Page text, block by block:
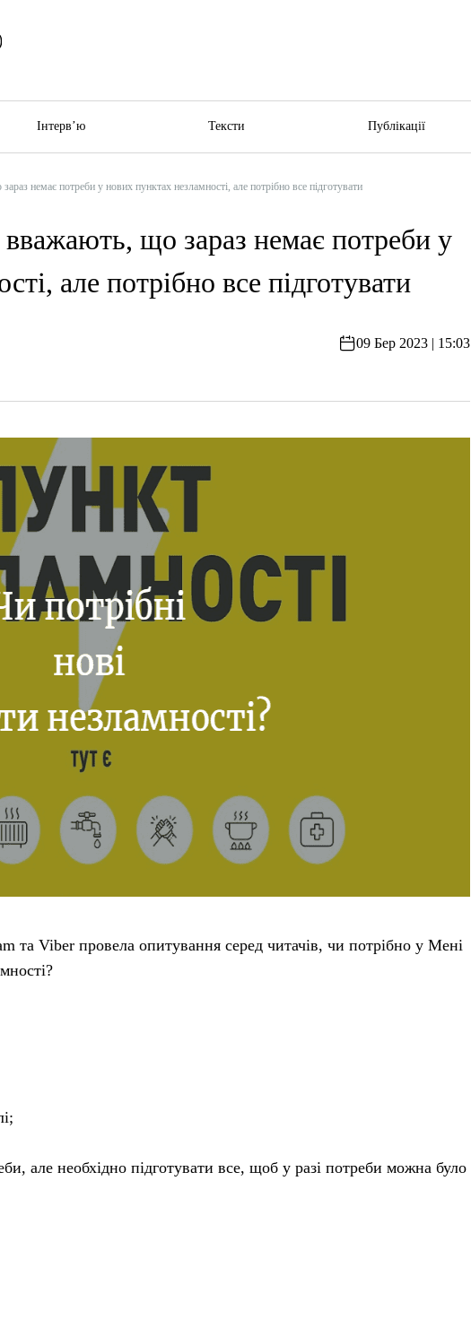
Інтерв’ю Тексти Публікації
немає потреби у нових пунктах незламності, але потрібно все підготувати
що зараз немає потреби у
але потрібно все підготувати
09 Бер 2023 | 15:03
Viber провела опитування серед читачів, чи потрібно у Мені
але необхідно підготувати все, щоб у разі потреби можна було